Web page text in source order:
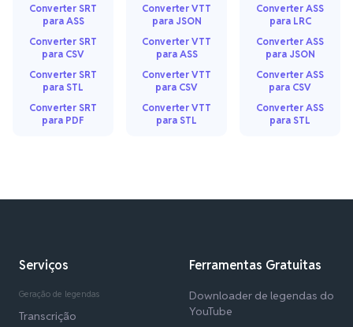
Converter SRT
para ASS
Converter SRT
para CSV
Converter SRT
para STL
Converter SRT
para PDF
Converter VTT
para JSON
Converter VTT
para ASS
Converter VTT
para CSV
Converter VTT
para STL
Converter ASS
para LRC
Converter ASS
para JSON
Converter ASS
para CSV
Converter ASS
para STL
Serviços
Geração de legendas
Transcrição
Ferramentas Gratuitas
Downloader de legendas do
YouTube